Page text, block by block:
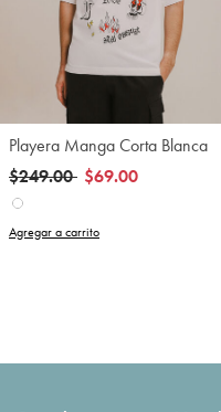
Playera Manga Corta Blanca
Precio reducido de
$249.00a$69.00
Agregar a carrito